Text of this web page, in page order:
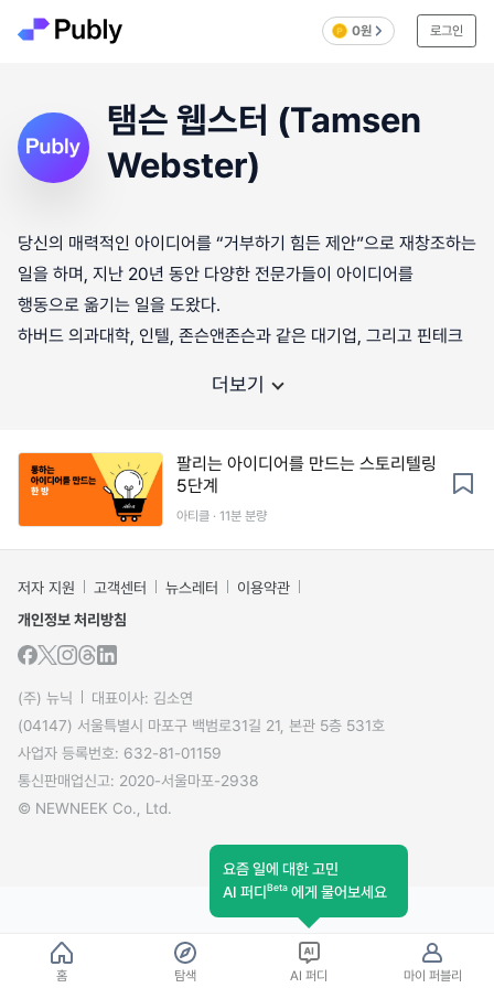
0원 로그인
탬슨 웹스터 (Tamsen
Webster)
당신의 매력적인 아이디어를 “거부하기 힘든 제안”으로 재창조하는
일을 하며, 지난 20년 동안 다양한 전문가들이 아이디어를
행동으로 옮기는 일을 도왔다.
하버드 의과대학, 인텔, 존슨앤존슨과 같은 대기업, 그리고 핀테크
더보기
팔리는 아이디어를 만드는 스토리텔링
5단계
아티클 · 11분 분량
저자 지원 고객센터 뉴스레터
이용약관
개인정보 처리방침
(주) 뉴닉
대표이사: 김소연
(04147) 서울특별시 마포구 백범로31길 21, 본관 5층 531호
사업자 등록번호: 632-81-01159
통신판매업신고: 2020-서울마포-2938
© NEWNEEK Co., Ltd.
홈 탐색
요즘 일에 대한 고민
AI 퍼디Beta 에게 물어보세요
AI 퍼디 마이 퍼블리